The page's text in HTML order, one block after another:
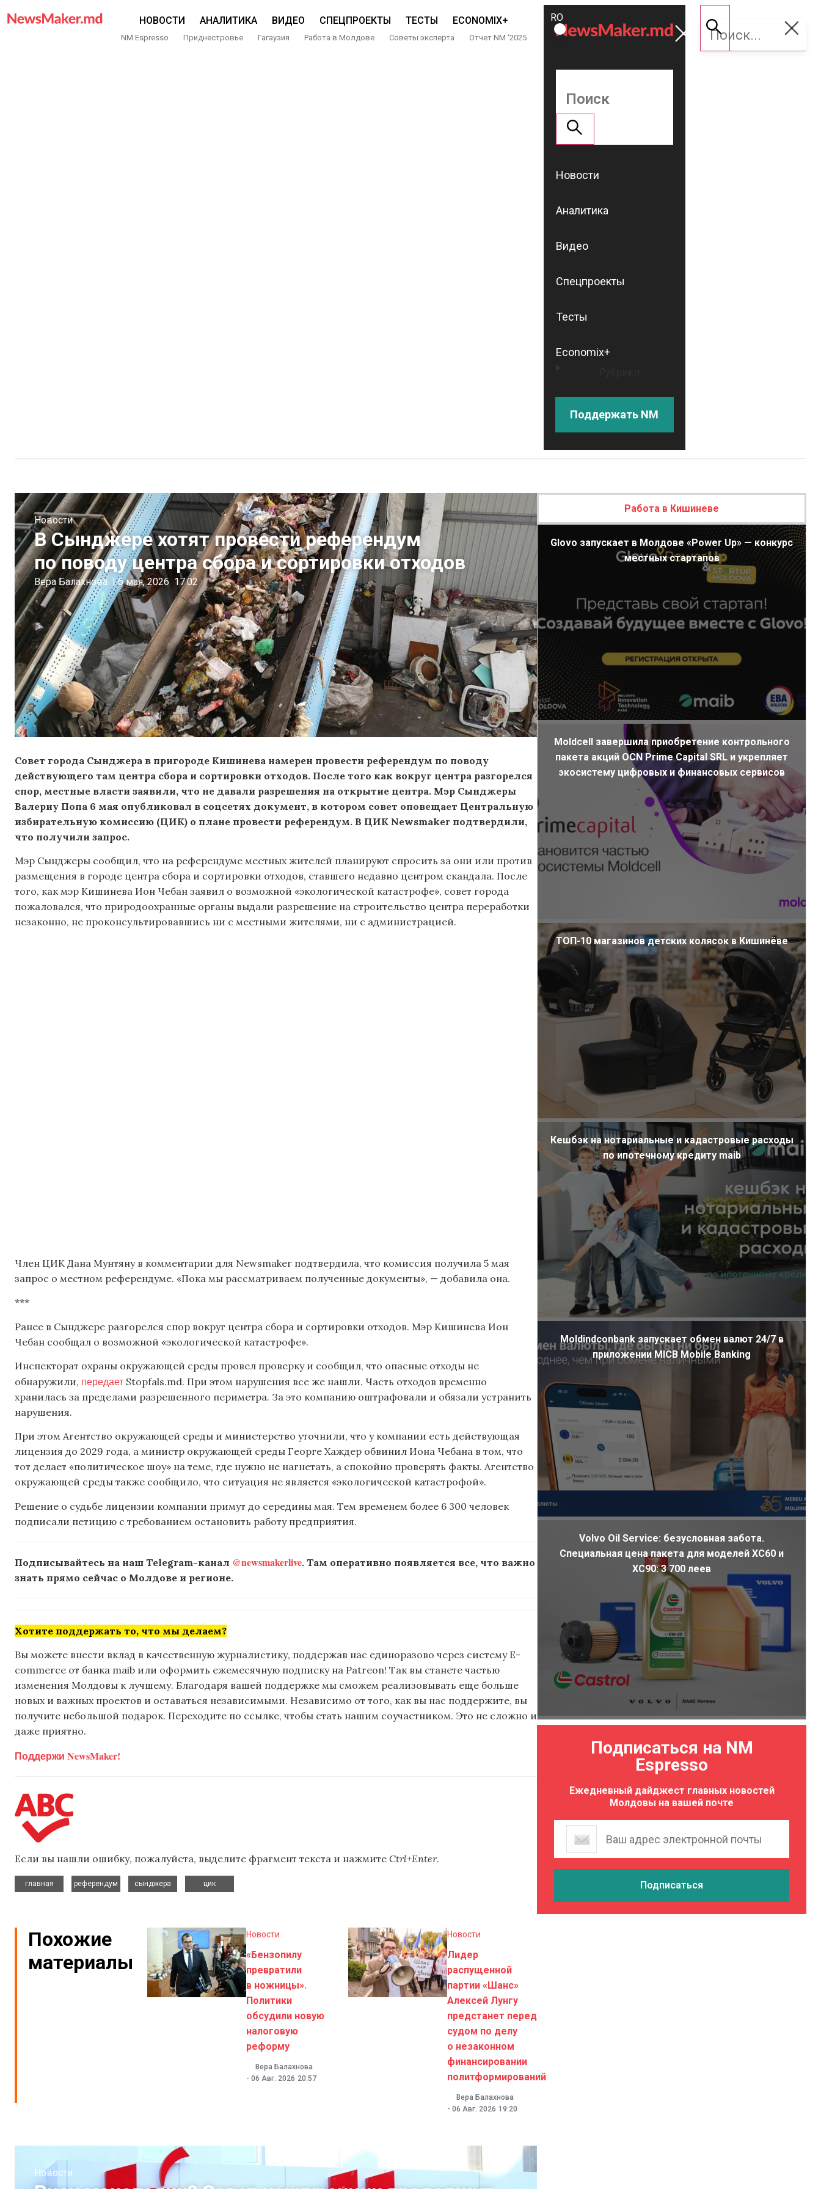
НОВОСТИ АНАЛИТИКА ВИДЕО СПЕЦПРОЕКТЫ ТЕСТЫ ECONOMIX+
NM Espresso Приднестровье Гагаузия Работа в Молдове Советы эксперта Отчет NM ‘2025
ROMÂNĂ
RU
Поддержать
NM
Новости
Аналитика
Видео
Спецпроекты
Тесты
Economix+
Поддержать NM
Новости
В Сынджере хотят провести референдум
по поводу центра сбора и сортировки отходов
Вера Балахнова | 6 мая, 2026 17:02
Совет города Сынджера в пригороде Кишинева намерен провести референдум по поводу
действующего там центра сбора и сортировки отходов. После того как вокруг центра разгорелся
спор, местные власти заявили, что не давали разрешения на открытие центра. Мэр Сынджеры
Валериу Попа 6 мая опубликовал в соцсетях документ, в котором совет оповещает Центральную
избирательную комиссию (ЦИК) о плане провести референдум. В ЦИК Newsmaker подтвердили,
что получили запрос.
Мэр Сынджеры сообщил, что на референдуме местных жителей планируют спросить за они или против
размещения в городе центра сбора и сортировки отходов, ставшего недавно центром скандала. После
того, как мэр Кишинева Ион Чебан заявил о возможной «экологической катастрофе», совет города
пожаловался, что природоохранные органы выдали разрешение на строительство центра переработки
незаконно, не проконсультировавшись ни с местными жителями, ни с администрацией.
Член ЦИК Дана Мунтяну в комментарии для Newsmaker подтвердила, что комиссия получила 5 мая
запрос о местном референдуме. «Пока мы рассматриваем полученные документы», — добавила она.
***
Ранее в Сынджере разгорелся спор вокруг центра сбора и сортировки отходов. Мэр Кишинева Ион
Чебан сообщал о возможной «экологической катастрофе».
Инспекторат охраны окружающей среды провел проверку и сообщил, что опасные отходы не
обнаружили, передает Stopfals.md. При этом нарушения все же нашли. Часть отходов временно
хранилась за пределами разрешенного периметра. За это компанию оштрафовали и обязали устранить
нарушения.
При этом Агентство окружающей среды и министерство уточнили, что у компании есть действующая
лицензия до 2029 года, а министр окружающей среды Георге Хаждер обвинил Иона Чебана в том, что
тот делает «политическое шоу» на теме, где нужно не нагнетать, а спокойно проверять факты. Агентство
окружающей среды также сообщило, что ситуация не является «экологической катастрофой».
Решение о судьбе лицензии компании примут до середины мая. Тем временем более 6 300 человек
подписали петицию с требованием остановить работу предприятия.
Подписывайтесь на наш Telegram-канал @newsmakerlive. Там оперативно появляется все, что важно
знать прямо сейчас о Молдове и регионе.
Хотите поддержать то, что мы делаем?
Вы можете внести вклад в качественную журналистику, поддержав нас единоразово через систему E-
commerce от банка maib или оформить ежемесячную подписку на Patreon! Так вы станете частью
изменения Молдовы к лучшему. Благодаря вашей поддержке мы сможем реализовывать еще больше
новых и важных проектов и оставаться независимыми. Независимо от того, как вы нас поддержите, вы
получите небольшой подарок. Переходите по ссылке, чтобы стать нашим соучастником. Это не сложно и
даже приятно.
Поддержи NewsMaker!
Если вы нашли ошибку, пожалуйста, выделите фрагмент текста и нажмите Ctrl+Enter.
главная
референдум
сынджера
цик
Похожие
материалы
Новости
«Бензопилу
превратили
в ножницы».
Политики
обсудили новую
налоговую
реформу
Вера Балахнова
- 06 Авг. 2026 20:57
Новости
Лидер
распущенной
партии «Шанс»
Алексей Лунгу
предстанет перед
судом по делу
о незаконном
финансировании
политформирований
Вера Балахнова
- 06 Авг. 2026 19:20
Новости
Работа в Кишиневе
Glovo запускает в Молдове «Power Up» — конкурс
местных стартапов
Moldcell завершила приобретение контрольного
пакета акций OCN Prime Capital SRL и укрепляет
экосистему цифровых и финансовых сервисов
ТОП-10 магазинов детских колясок в Кишинёве
Кешбэк на нотариальные и кадастровые расходы
по ипотечному кредиту maib
Moldindconbank запускает обмен валют 24/7 в
приложении MICB Mobile Banking
Volvo Oil Service: безусловная забота.
Специальная цена пакета для моделей XC60 и
XC90: 3 700 леев
Подписаться на NM
Espresso
Ежедневный дайджест главных новостей
Молдовы на вашей почте